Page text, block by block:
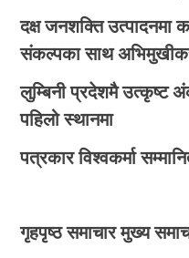
दक्ष जनशक्ति उत्पादनमा
संकल्पका साथ
लुम्बिनी प्रदेशमै उत्कृष्ट
पहिलो स्थानमा
पत्रकार विश्वकर्मा
गृहपृष्ठ समाचार मुख्य